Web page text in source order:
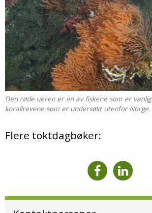
Den røde ueren er en av fiskene som er
korallrevene som er undersøkt utenfor Norge.
Flere toktdagbøker: